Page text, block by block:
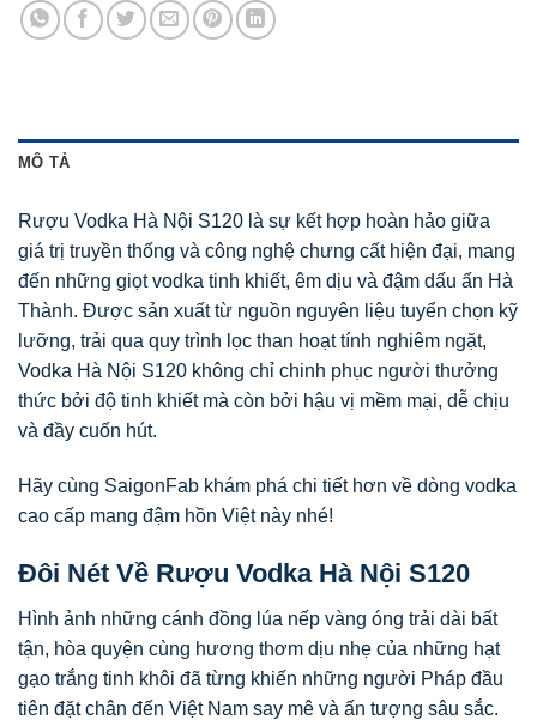
MÔ TẢ
Rượu Vodka Hà Nội S120 là sự kết hợp hoàn hảo giữa
giá trị truyền thống và công nghệ chưng cất hiện đại, mang
đến những giọt vodka tinh khiết, êm dịu và đậm dấu ấn Hà
Thành. Được sản xuất từ nguồn nguyên liệu tuyển chọn kỹ
lưỡng, trải qua quy trình lọc than hoạt tính nghiêm ngặt,
Vodka Hà Nội S120 không chỉ chinh phục người thưởng
thức bởi độ tinh khiết mà còn bởi hậu vị mềm mại, dễ chịu
và đầy cuốn hút.
Hãy cùng SaigonFab khám phá chi tiết hơn về dòng vodka
cao cấp mang đậm hồn Việt này nhé!
Đôi Nét Về Rượu Vodka Hà Nội S120
Hình ảnh những cánh đồng lúa nếp vàng óng trải dài bất
tận, hòa quyện cùng hương thơm dịu nhẹ của những hạt
gạo trắng tinh khôi đã từng khiến những người Pháp đầu
tiên đặt chân đến Việt Nam say mê và ấn tượng sâu sắc.